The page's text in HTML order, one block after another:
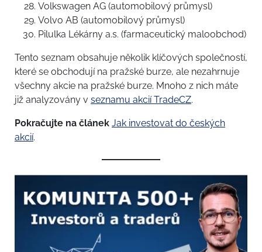
Volkswagen AG (automobilový průmysl)
Volvo AB (automobilový průmysl)
Pilulka Lékárny a.s. (farmaceutický maloobchod)
Tento seznam obsahuje několik klíčových společností,
které se obchodují na pražské burze, ale nezahrnuje
všechny akcie na pražské burze. Mnoho z nich máte
již analyzovány v seznamu akcií TradeCZ.
Pokračujte na článek Jak investovat do českých
akcií.